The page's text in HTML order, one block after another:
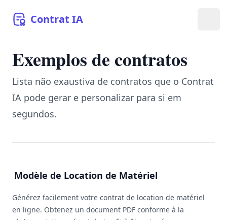
Contrat IA
Exemplos de contratos
Lista não exaustiva de contratos que o Contrat
IA pode gerar e personalizar para si em
segundos.
Modèle de Location de Matériel
Générez facilement votre contrat de location de matériel
en ligne. Obtenez un document PDF conforme à la